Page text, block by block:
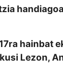
hainbat
kusi Lezon,